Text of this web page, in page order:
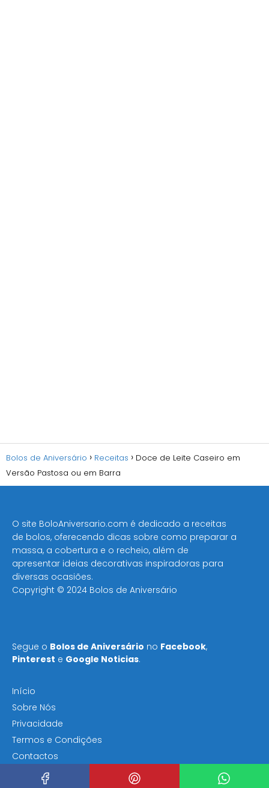
Bolos de Aniversário Receitas
Doce de Leite Caseiro em
Versão Pastosa ou em Barra
O site BoloAniversario.com é dedicado a receitas
de bolos, oferecendo dicas sobre como preparar a
massa, a cobertura e o recheio, além de
apresentar ideias decorativas inspiradoras para
diversas ocasiões​.
Copyright © 2024 Bolos de Aniversário
Segue o Bolos de Aniversário no Facebook,
Pinterest e Google Noticias.
Início
Sobre Nós
Privacidade
Termos e Condições
Contactos